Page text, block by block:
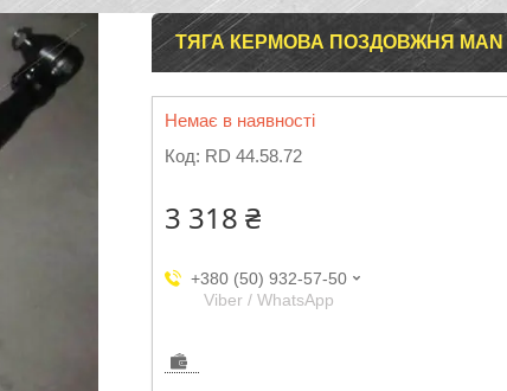
ТЯГА КЕРМОВА ПОЗДОВЖНЯ MAN
Немає в наявності
Код: RD 44.58.72
3 318 ₴
+380 (50) 932-57-50
Viber / WhatsApp